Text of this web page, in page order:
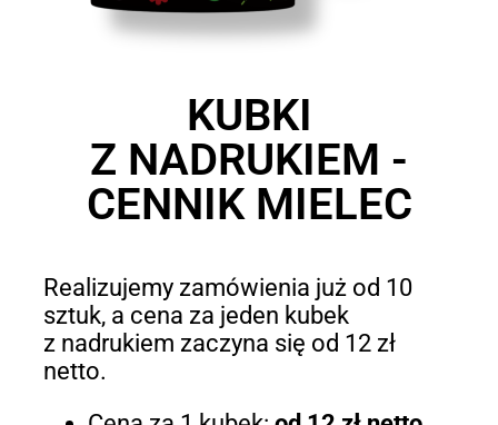
KUBKI
Z NADRUKIEM -
CENNIK MIELEC
Realizujemy zamówienia już od 10
sztuk, a cena za jeden kubek
z nadrukiem zaczyna się od 12 zł
netto.